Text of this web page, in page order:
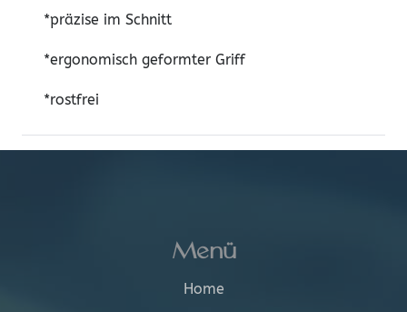
*präzise im Schnitt
*ergonomisch geformter Griff
*rostfrei
Menü
Home